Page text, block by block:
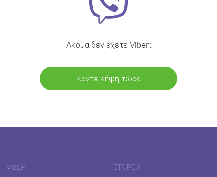
Ακόμα δεν έχετε Viber;
Κάντε λήψη τώρα
VIBER ΕΤΑΙΡΕΊΑ